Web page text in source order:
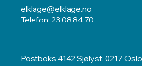
elklage@elklage.no
Telefon: 23 08 84 70
Postadresse
Postboks 4142 Sjølyst, 0217 Oslo